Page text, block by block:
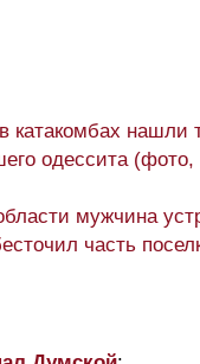
нашли
одессита (фото,
мужчина
часть